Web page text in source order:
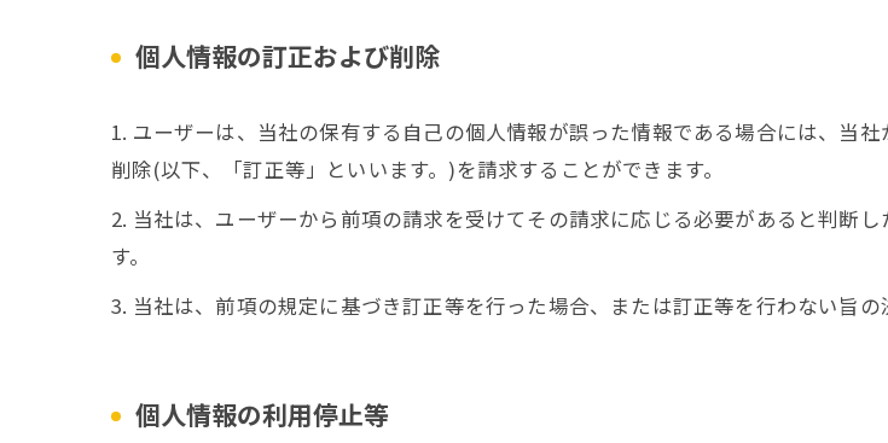
個人情報の訂正および削除
1. ユーザーは、当社の保有する自己の個人情報が誤った情報である場合には、当
削除(以下、「訂正等」といいます。)を請求することができます。
2. 当社は、ユーザーから前項の請求を受けてその請求に応じる必要があると判断
す。
3. 当社は、前項の規定に基づき訂正等を行った場合、または訂正等を行わない旨
個人情報の利用停止等